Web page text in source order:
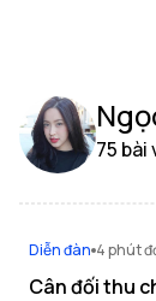
75 bài
Diễn đàn 4 phút
Cân đối thu